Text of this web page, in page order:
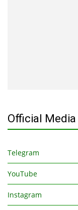
Official Media
Telegram
YouTube
Instagram